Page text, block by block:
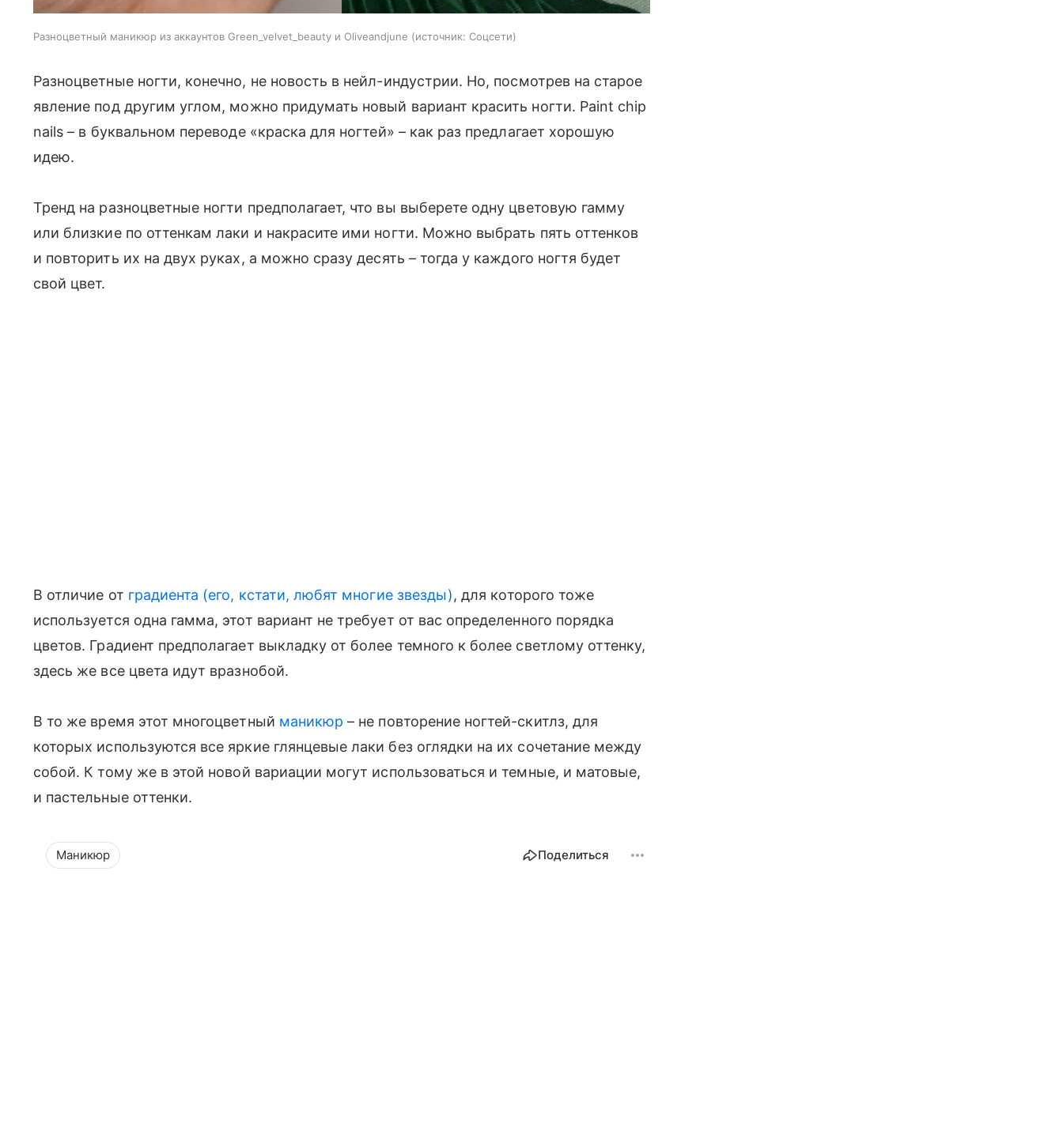
Разноцветный маникюр из аккаунтов Green_velvet_beauty и Oliveandjune источник: Соцсети
Разноцветные ногти, конечно, не новость в нейл-индустрии. Но, посмотрев на старое
явление под другим углом, можно придумать новый вариант красить ногти. Paint chip
nails – в буквальном переводе «краска для ногтей» – как раз предлагает хорошую
идею.
Тренд на разноцветные ногти предполагает, что вы выберете одну цветовую гамму
или близкие по оттенкам лаки и накрасите ими ногти. Можно выбрать пять оттенков
и повторить их на двух руках, а можно сразу десять – тогда у каждого ногтя будет
свой цвет.
В отличие от градиента (его, кстати, любят многие звезды), для которого тоже
используется одна гамма, этот вариант не требует от вас определенного порядка
цветов. Градиент предполагает выкладку от более темного к более светлому оттенку,
здесь же все цвета идут вразнобой.
В то же время этот многоцветный маникюр – не повторение ногтей-скитлз, для
которых используются все яркие глянцевые лаки без оглядки на их сочетание между
собой. К тому же в этой новой вариации могут использоваться и темные, и матовые,
и пастельные оттенки.
Маникюр Поделиться